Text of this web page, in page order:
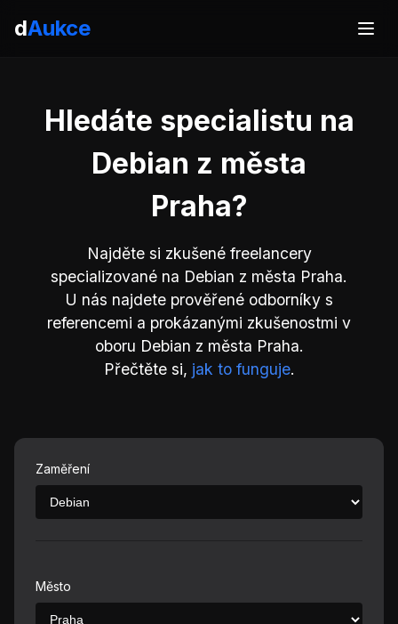
dAukce
Hledáte specialistu na
Debian z města
Praha?
Najděte si zkušené freelancery
specializované na Debian z města Praha.
U nás najdete prověřené odborníky s
referencemi a prokázanými zkušenostmi v
oboru Debian z města Praha.
Přečtěte si, jak to funguje.
Zaměření
Město